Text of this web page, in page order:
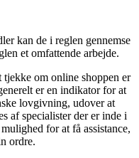
kan de i reglen gennemse
et omfattende arbejde.
om online shoppen er
er en indikator for at
lovgivning, udover at
af specialister der er inde i
for at få assistance,
ordre.